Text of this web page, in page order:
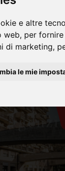
e altre
web, per
di marketing,
le mie